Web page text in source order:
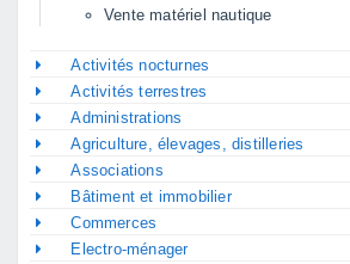
Vente matériel nautique
Activités nocturnes
Activités terrestres
Administrations
Agriculture, élevages, distilleries
Associations
Bâtiment et immobilier
Commerces
Electro-ménager